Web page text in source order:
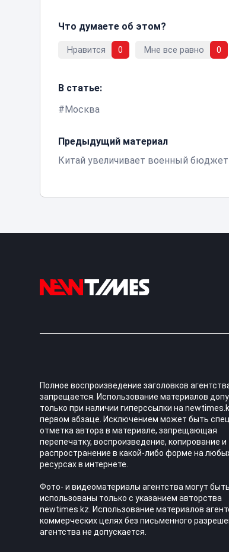
Что думаете об этом?
Нравится 0 Мне все равно 0
В статье:
Москва
Предыдущий материал
Китай увеличивает военный бюджет
Полное воспроизведение заголовков
запрещается. Использование материалов
только при наличии гиперссылки на
первом абзаце. Исключением может быть
отметка автора в материале, запрещающая
перепечатку, воспроизведение, копирование и
распространение в какой-либо форме на
ресурсах в интернете.
Фото- и видеоматериалы агентства могут быть
использованы только с указанием авторства
newtimes.kz. Использование материалов
коммерческих целях без письменного
агентства не допускается.